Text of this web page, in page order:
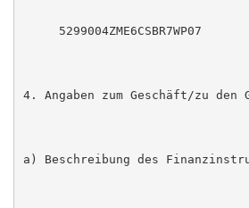
     5299004ZME6CSBR7WP07
4. Angaben zum Geschäft/zu den
a) Beschreibung des